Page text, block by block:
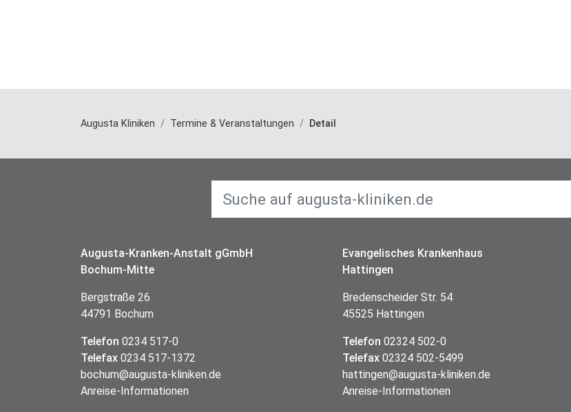
Augusta Kliniken Termine & Veranstaltungen Detail
Augusta-Kranken-Anstalt gGmbH
Bochum-Mitte
Bergstraße 26
44791 Bochum
Telefon 0234 517-0
Telefax 0234 517-1372
bochum@augusta-kliniken.de
Anreise-Informationen
Evangelisches Krankenhaus
Hattingen
Bredenscheider Str. 54
45525 Hattingen
Telefon 02324 502-0
Telefax02324 502-5499
hattingen@augusta-kliniken.de
Anreise-Informationen